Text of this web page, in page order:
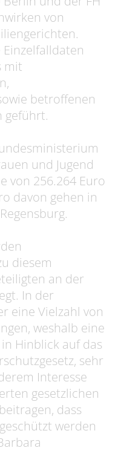
von
mit
betroffenen
geführt.
und Jugend
von 256.264 Euro
davon gehen in
diesem
an der
In der
eine Vielzahl von
weshalb eine
Hinblick auf das
sehr
Interesse
gesetzlichen
dass
werden